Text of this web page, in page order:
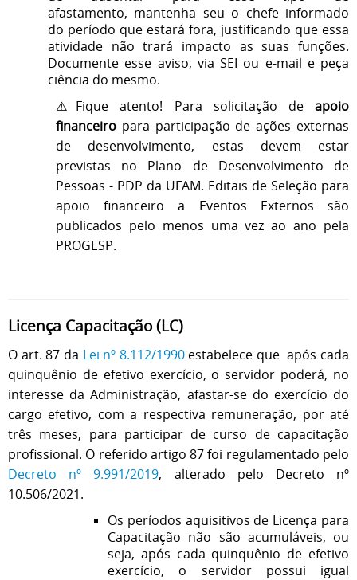
afastamento, mantenha seu o chefe informado
do período que estará fora, justificando que essa
atividade não trará impacto as suas funções.
Documente esse aviso, via SEI ou e-mail e peça
ciência do mesmo.
⚠️Fique atento! Para solicitação deapoio
financeiro para participação de ações externas
de desenvolvimento, estas devem estar
previstas no Plano de Desenvolvimento de
Pessoas - PDP da UFAM. Editais de Seleção para
apoio financeiro a Eventos Externos são
publicados pelo menos uma vez ao ano pela
PROGESP.
Licença Capacitação (LC)
O art. 87 da Lei nº 8.112/1990estabelece que após cada
quinquênio de efetivo exercício, o servidor poderá, no
interesse da Administração, afastar-se do exercício do
cargo efetivo, com a respectiva remuneração, por até
três meses, para participar de curso de capacitação
profissional. O referido artigo 87 foi regulamentado pelo
Decreto nº 9.991/2019, alterado pelo Decreto nº
10.506/2021.
Os períodos aquisitivos de Licença para
Capacitação não são acumuláveis, ou
seja, após cada quinquênio de efetivo
exercício, o servidor possui igual